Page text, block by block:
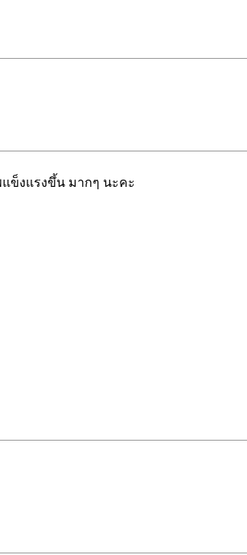
งแรงขึ้น มากๆ นะคะ